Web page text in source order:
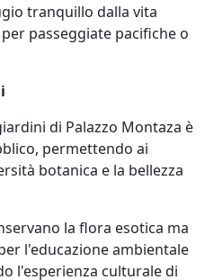
tranquillo dalla vita
passeggiate pacifiche o
di Palazzo Montaza è
permettendo ai
botanica e la bellezza
la flora esotica ma
l'educazione ambientale
l'esperienza culturale di